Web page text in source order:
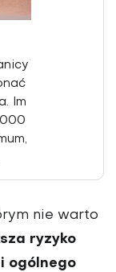
Im
nie warto
ryzyko
ogólnego